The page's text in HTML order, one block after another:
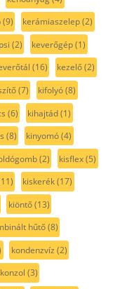
(9) kerámiaszelep(2)
(2) keverőgép(1)
(16) kezelő(2)
(7) kifolyó(8)
(6) kihajtád(1)
(8) kinyomó(4)
(2) kisflex(5)
kiskerék(17)
kiöntő(13)
hűtő(8)
kondenzvíz (2)
konzol (3)